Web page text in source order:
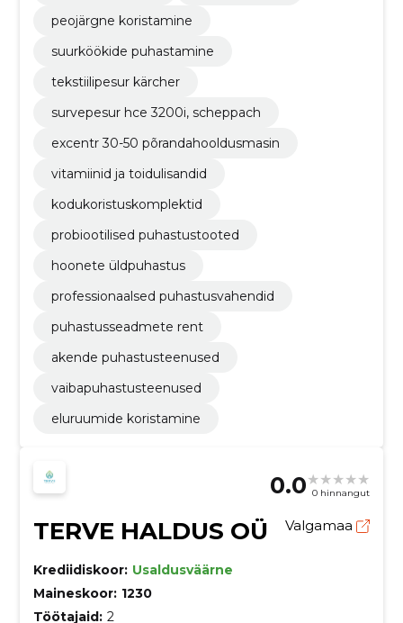
peojärgne koristamine
suurköökide puhastamine
tekstiilipesur kärcher
survepesur hce 3200i, scheppach
excentr 30-50 põrandahooldusmasin
vitamiinid ja toidulisandid
kodukoristuskomplektid
probiootilised puhastustooted
hoonete üldpuhastus
professionaalsed puhastusvahendid
puhastusseadmete rent
akende puhastusteenused
vaibapuhastusteenused
eluruumide koristamine
0.0 0 hinnangut
TERVE HALDUS OÜ Valgamaa
Krediidiskoor: Usaldusväärne
Maineskoor: 1230
Töötajaid: 2